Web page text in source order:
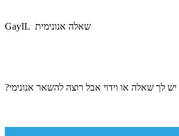
GayIL שאלה אנונימית
יש לך שאלה או וידוי אבל רוצה להשאר אנונימי?